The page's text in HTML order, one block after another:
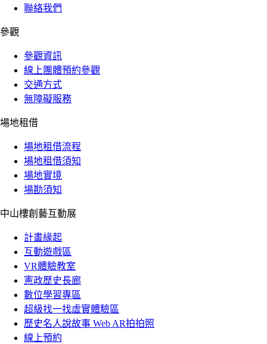
聯絡我們
參觀
參觀資訊
線上團體預約參觀
交通方式
無障礙服務
場地租借
場地租借流程
場地租借須知
場地實境
場勘須知
中山樓創藝互動展
計畫緣起
互動遊戲區
VR體驗教室
憲政歷史長廊
數位學習專區
超級找一找虛實體驗區
歷史名人說故事 Web AR拍拍照
線上預約